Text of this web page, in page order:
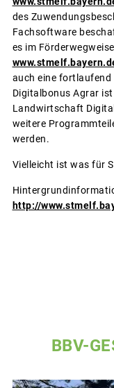
des
Fachsoftware
es im
auch eine
Digitalbonus Agrar
Landwirtschaft
weitere
werden.
Vielleicht ist was für
http://
BBV-